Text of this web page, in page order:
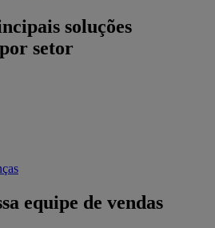
soluções
setor
equipe de vendas